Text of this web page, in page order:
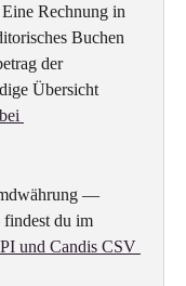
Rechnung in
Buchen
der
Übersicht
—
du im
und Candis CSV